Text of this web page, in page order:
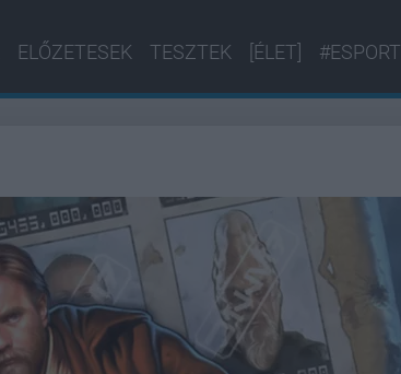
ELŐZETESEK TESZTEK [ÉLET] #ESPORT